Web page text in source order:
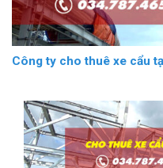
Công ty cho thuê xe cẩu